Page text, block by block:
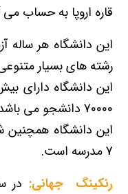
قاره اروپا به حساب می
این دانشگاه هر ساله
رشته های بسیار
70000 دانشجو می باشد.
این دانشگاه همچنین
7 مدرسه است.
رنکینگ جهانی: